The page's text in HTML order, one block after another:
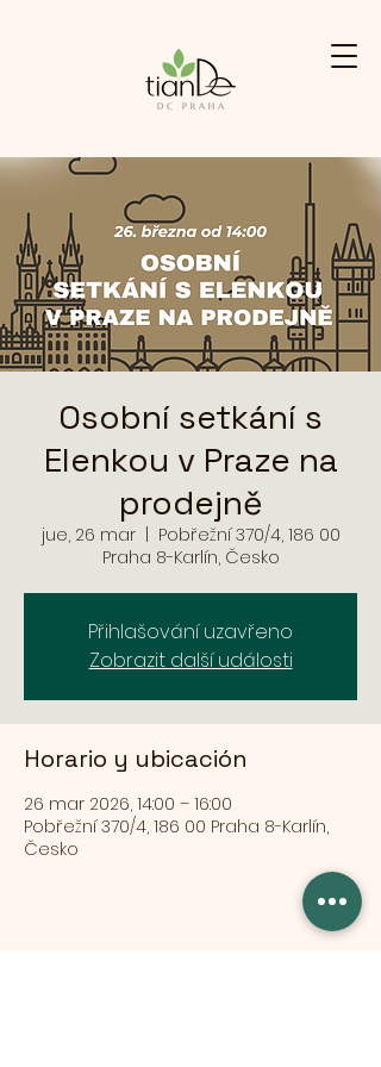
Osobní setkání s
Elenkou v Praze na
prodejně
jue, 26 mar
  |
Pobřežní 370/4, 186 00
Praha 8-Karlín, Česko
Přihlašování uzavřeno
Zobrazit další události
Horario y ubicación
26 mar 2026, 14:00 – 16:00
Pobřežní 370/4, 186 00 Praha 8-Karlín,
Česko